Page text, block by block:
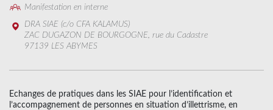
Manifestation en interne
DRA SIAE (c/o CFA KALAMUS)
ZAC DUGAZON DE BOURGOGNE, rue du Cadastre
97139 LES ABYMES
Echanges de pratiques dans les SIAE pour l’identification et
l’accompagnement de personnes en situation d’illettrisme, en